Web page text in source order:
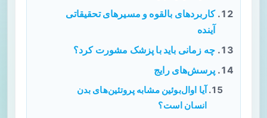
کاربردهای بالقوه و مسیرهای تحقیقاتی
آینده
چه زمانی باید با پزشک مشورت کرد؟
پرسش‌های رایج
آیا اوال‌بوئین مشابه پروتئین‌های بدن
انسان است؟